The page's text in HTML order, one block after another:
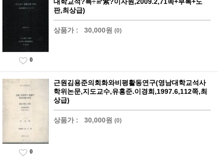
판,최상급)
상품가 : 30,000원 (0)
0
근원김용준의회화와비평활동연구(영남대학교석사
학위논문,지도교수,유홍준.이경희,1997.6,112쪽,최
상급)
상품가 : 30,000원 (0)
0